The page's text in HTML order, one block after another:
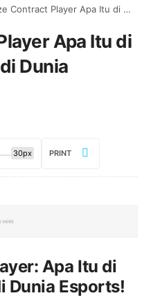
Player Apa Itu di MLBB? Jadi Viral di Dunia Esports!
Apa Itu di
Dunia
30px PRINT
Apa Itu di
Dunia Esports!